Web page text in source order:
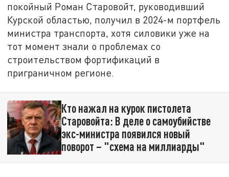
покойный Роман Старовойт, руководивший
Курской областью, получил в 2024-м портфель
министра транспорта, хотя силовики уже на
тот момент знали о проблемах со
строительством фортификаций в
приграничном регионе.
Кто нажал на курок пистолета
Старовойта: В деле о самоубийстве
экс-министра появился новый
поворот – "схема на миллиарды"